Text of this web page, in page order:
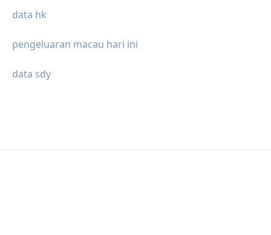
data hk
pengeluaran macau hari ini
data sdy